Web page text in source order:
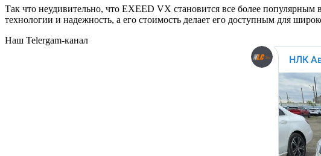
Так что неудивительно, что EXEED VX становится все более
технологии и надежность, а его стоимость делает его доступным для
Наш Telergam-канал